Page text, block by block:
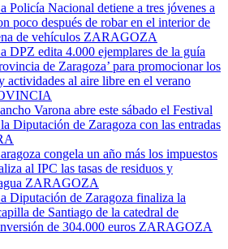
Policía Nacional detiene a tres jóvenes a
poco después de robar en el interior de
de vehículos ZARAGOZA
DPZ edita 4.000 ejemplares de la guía
de Zaragoza’ para promocionar los
actividades al aire libre en el verano
Varona abre este sábado el Festival
Diputación de Zaragoza con las entradas
congela un año más los impuestos
al IPC las tasas de residuos y
ZARAGOZA
Diputación de Zaragoza finaliza la
de Santiago de la catedral de
de 304.000 euros ZARAGOZA